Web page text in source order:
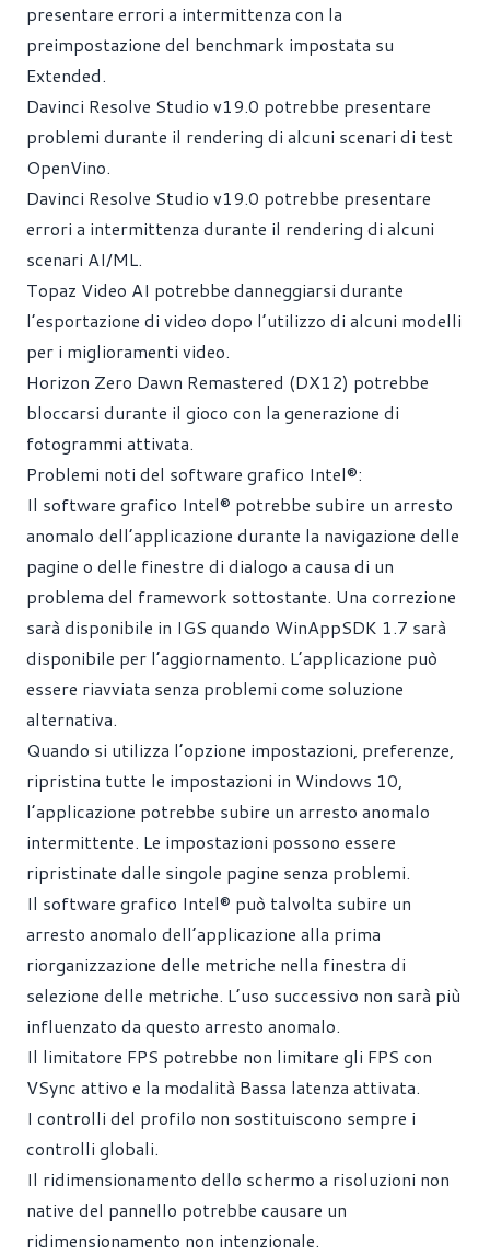
presentare errori a intermittenza con la
preimpostazione del benchmark impostata su
Extended.
Davinci Resolve Studio v19.0 potrebbe presentare
problemi durante il rendering di alcuni scenari di test
OpenVino.
Davinci Resolve Studio v19.0 potrebbe presentare
errori a intermittenza durante il rendering di alcuni
scenari AI/ML.
Topaz Video AI potrebbe danneggiarsi durante
l’esportazione di video dopo l’utilizzo di alcuni modelli
per i miglioramenti video.
Horizon Zero Dawn Remastered (DX12) potrebbe
bloccarsi durante il gioco con la generazione di
fotogrammi attivata.
Problemi noti del software grafico Intel®:
Il software grafico Intel® potrebbe subire un arresto
anomalo dell’applicazione durante la navigazione delle
pagine o delle finestre di dialogo a causa di un
problema del framework sottostante. Una correzione
sarà disponibile in IGS quando WinAppSDK 1.7 sarà
disponibile per l’aggiornamento. L’applicazione può
essere riavviata senza problemi come soluzione
alternativa.
Quando si utilizza l’opzione impostazioni, preferenze,
ripristina tutte le impostazioni in Windows 10,
l’applicazione potrebbe subire un arresto anomalo
intermittente. Le impostazioni possono essere
ripristinate dalle singole pagine senza problemi.
Il software grafico Intel® può talvolta subire un
arresto anomalo dell’applicazione alla prima
riorganizzazione delle metriche nella finestra di
selezione delle metriche. L’uso successivo non sarà più
influenzato da questo arresto anomalo.
Il limitatore FPS potrebbe non limitare gli FPS con
VSync attivo e la modalità Bassa latenza attivata.
I controlli del profilo non sostituiscono sempre i
controlli globali.
Il ridimensionamento dello schermo a risoluzioni non
native del pannello potrebbe causare un
ridimensionamento non intenzionale.